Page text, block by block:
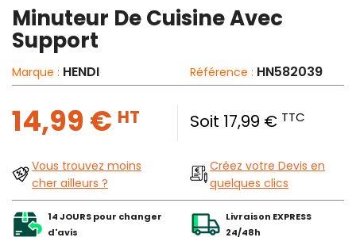
Minuteur De Cuisine Avec
Support
Marque : HENDI Référence : HN582039
14,99 € HT Soit 17,99 € TTC
Vous trouvez moins
cher ailleurs ?
Créez votre Devis en
quelques clics
14 JOURS pour changer
d'avis
Livraison EXPRESS
24/48h